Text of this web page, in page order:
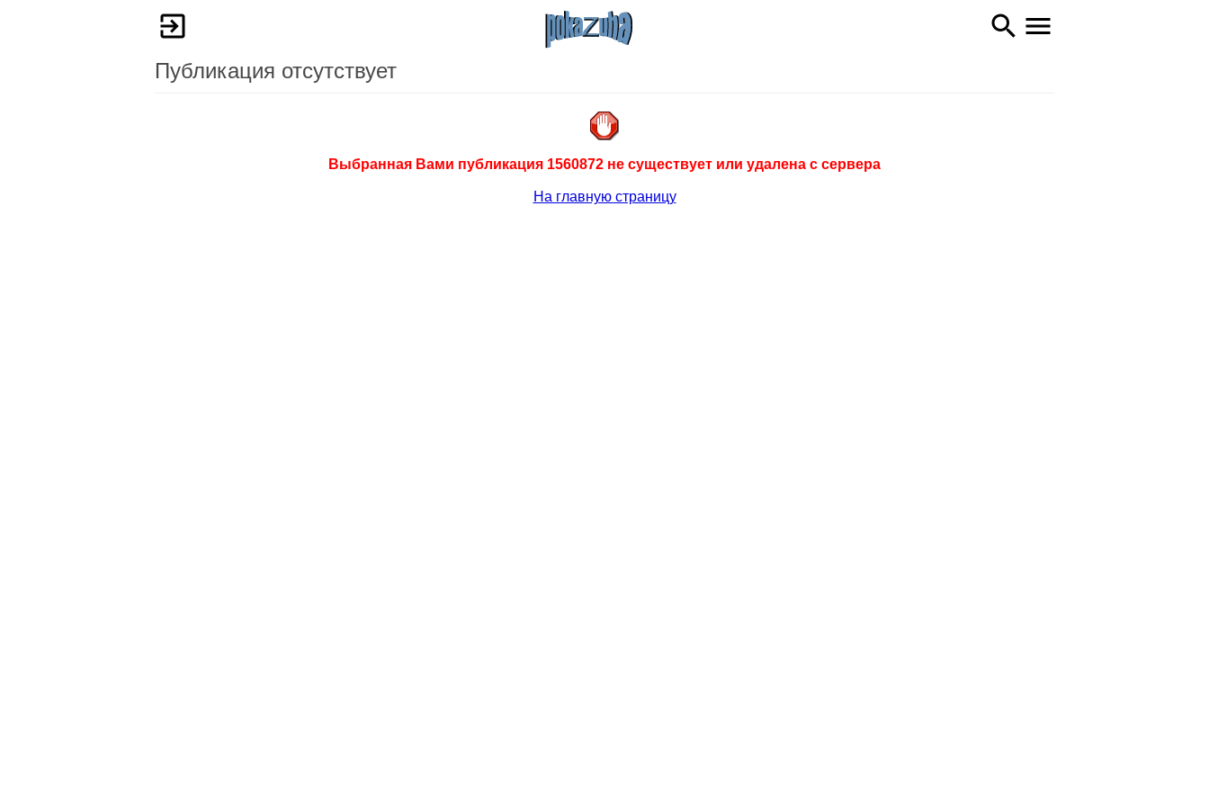
Публикация отсутствует
Выбранная Вами публикация 1560872 не существует или удалена с сервера
На главную страницу